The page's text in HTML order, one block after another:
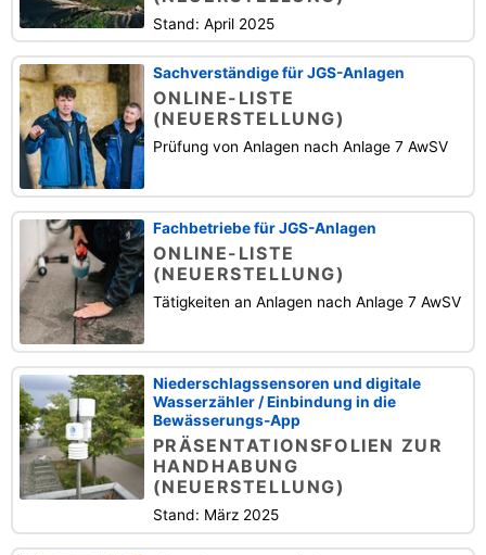
Stand: April 2025
Sachverständige für JGS-Anlagen
ONLINE-LISTE
(NEUERSTELLUNG)
Prüfung von Anlagen nach Anlage 7 AwSV
Fachbetriebe für JGS-Anlagen
ONLINE-LISTE
(NEUERSTELLUNG)
Tätigkeiten an Anlagen nach Anlage 7 AwSV
Niederschlagssensoren und digitale
Wasserzähler / Einbindung in die
Bewässerungs-App
PRÄSENTATIONSFOLIEN ZUR
HANDHABUNG
(NEUERSTELLUNG)
Stand: März 2025